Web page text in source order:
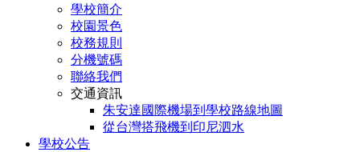
學校簡介
校園景色
校務規則
分機號碼
聯絡我們
交通資訊
朱安達國際機場到學校路線地圖
從台灣搭飛機到印尼泗水
學校公告